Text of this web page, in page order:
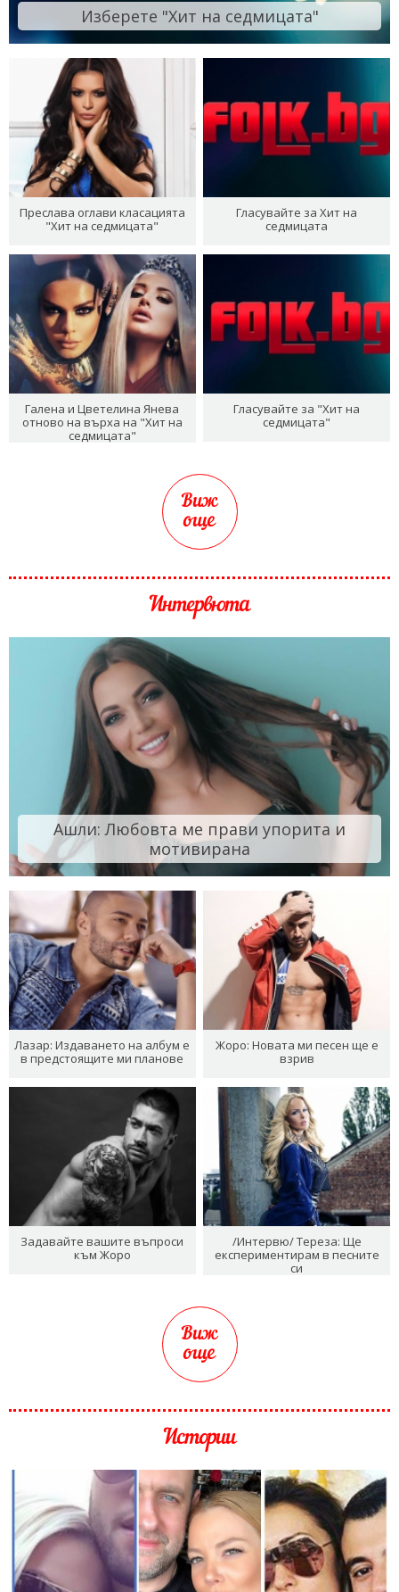
Изберете "Хит на седмицата"
Преслава оглави класацията
"Хит на седмицата"
Гласувайте за Хит на
седмицата
Галена и Цветелина Янева
отново на върха на "Хит на
седмицата"
Гласувайте за "Хит на
седмицата"
Виж
още
Интервюта
Ашли: Любовта ме прави упорита и
мотивирана
Лазар: Издаването на албум е
в предстоящите ми планове
Жоро: Новата ми песен ще е
взрив
Задавайте вашите въпроси
към Жоро
/Интервю/ Тереза: Ще
експериментирам в песните
си
Виж
още
Истории